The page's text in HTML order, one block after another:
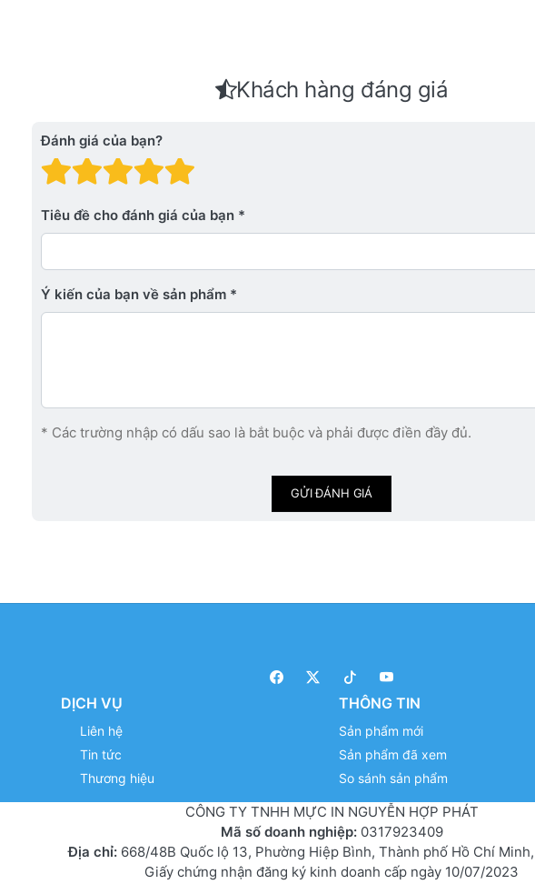
Khách hàng đáng giá
Đánh giá của bạn?
Đánh giá: 4 trên 5 sao.
Đánh giá: 3 trên 5 sao.
Đánh giá: 2 trên 5 sao.
Đánh giá: 1 trên 5 sao. Xấu
Tiêu đề cho đánh giá của bạn
Ý kiến ​​của bạn về sản phẩm
* Các trường nhập có dấu sao là bắt buộc và phải được điền đầy đủ.
GỬI ĐÁNH GIÁ
DỊCH VỤ
Liên hệ
Tin tức
Thương hiệu
THÔNG TIN
Sản phẩm mới
Sản phẩm đã xem
So sánh sản phẩm
CÔNG TY TNHH MỰC IN NGUYỄN HỢP PHÁT
Mã số doanh nghiệp: 0317923409
Địa chỉ:668/48B Quốc lộ 13, Phường Hiệp Bình, Thành phố Hồ Chí
Giấy chứng nhận đăng ký kinh doanh cấp ngày 10/07/2023